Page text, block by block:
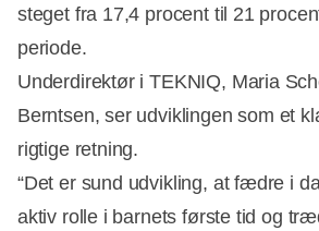
steget fra 17,4 procent til 21
periode.
Underdirektør i TEKNIQ, Maria
Berntsen, ser udviklingen som et
rigtige retning.
“Det er sund udvikling, at fædre i
aktiv rolle i barnets første tid og